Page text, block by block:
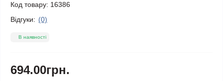
Код товару: 16386
Відгуки: (0)
В наявності
694.00грн.